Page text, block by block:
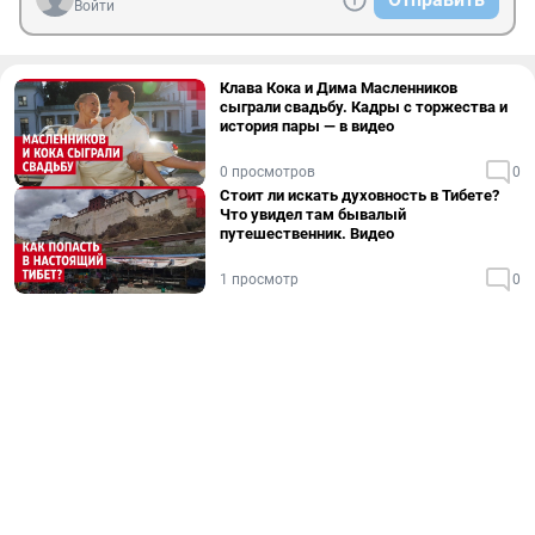
Войти
Клава Кока и Дима Масленников
сыграли свадьбу. Кадры с торжества и
история пары — в видео
0 просмотров 0
Стоит ли искать духовность в Тибете?
Что увидел там бывалый
путешественник. Видео
1 просмотр 0